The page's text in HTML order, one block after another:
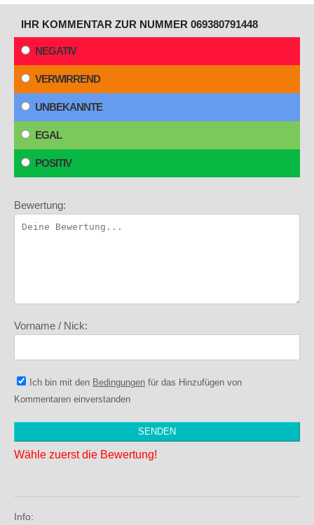
IHR KOMMENTAR ZUR NUMMER 069380791448
NEGATIV
VERWIRREND
UNBEKANNTE
EGAL
POSITIV
Bewertung:
Vorname / Nick:
Ich bin mit den Bedingungen für das Hinzufügen von
Kommentaren einverstanden
Wähle zuerst die Bewertung!
Info: